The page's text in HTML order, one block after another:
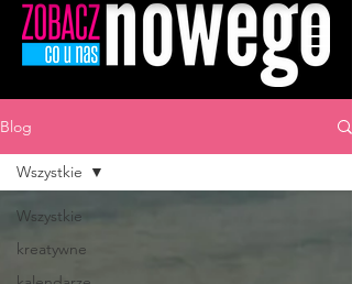
Blog
Wszystkie
kreatywne
Wszystkie